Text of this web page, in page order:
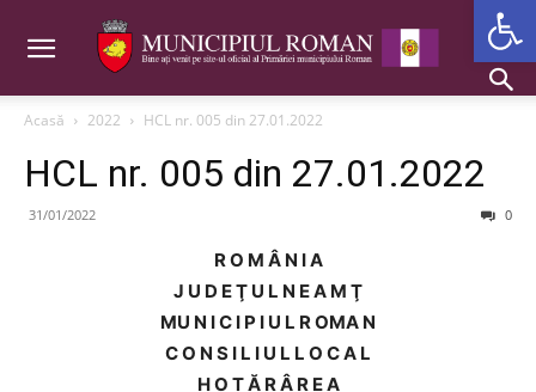
Acasă 2022 HCL nr. 005 din 27.01.2022
HCL nr. 005 din 27.01.2022
31/01/2022 0
R O M Â N I A
J U D E Ţ U L N E A M Ţ
MU N I C I P I U L R OMA N
C O N S I L I U L L O C A L
H O T Ă R Â R E A